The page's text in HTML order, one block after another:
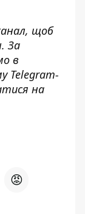
, щоб
За
в
Telegram-
на
😡